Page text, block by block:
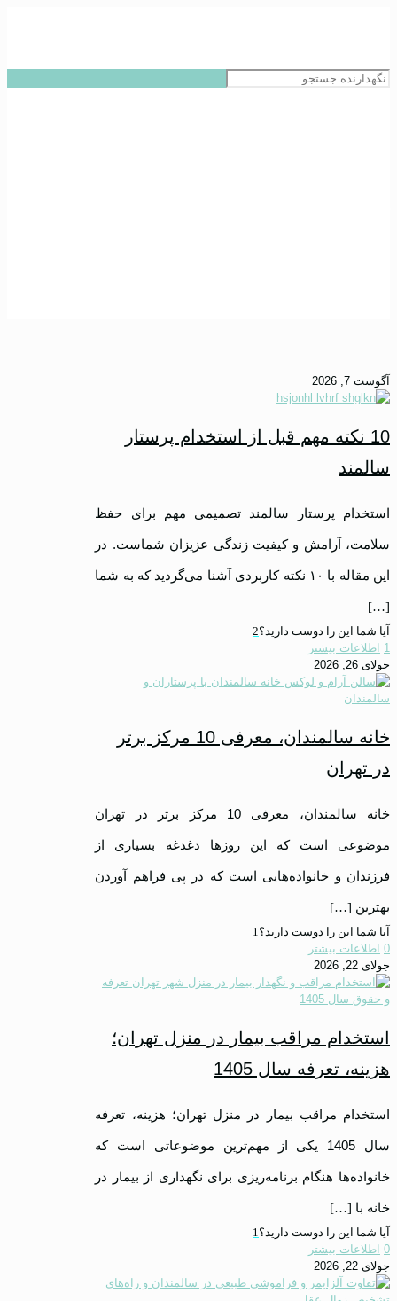
آگوست 7, 2026
10 نکته مهم قبل از استخدام پرستار
سالمند
استخدام پرستار سالمند تصمیمی مهم برای حفظ
سلامت، آرامش و کیفیت زندگی عزیزان شماست. در
این مقاله با ۱۰ نکته کاربردی آشنا می‌گردید که به شما
[…]
آیا شما این را دوست دارید؟2
1 اطلاعات بیشتر
جولای 26, 2026
خانه سالمندان، معرفی 10 مرکز برتر
در تهران
خانه سالمندان، معرفی 10 مرکز برتر در تهران
موضوعی است که این روزها دغدغه بسیاری از
فرزندان و خانواده‌هایی است که در پی فراهم آوردن
بهترین […]
آیا شما این را دوست دارید؟1
0 اطلاعات بیشتر
جولای 22, 2026
استخدام مراقب بیمار در منزل تهران؛
هزینه، تعرفه سال 1405
استخدام مراقب بیمار در منزل تهران؛ هزینه، تعرفه
سال 1405 یکی از مهم‌ترین موضوعاتی است که
خانواده‌ها هنگام برنامه‌ریزی برای نگهداری از بیمار در
خانه با […]
آیا شما این را دوست دارید؟1
0 اطلاعات بیشتر
جولای 22, 2026